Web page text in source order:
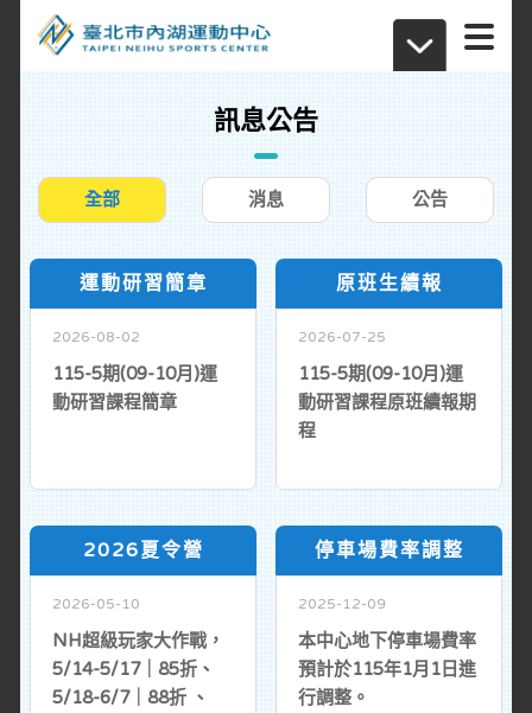
訊息公告
全部 消息 公告
運動研習簡章
2026-08-02
115-5期(09-10月)運
動研習課程簡章
原班生續報
2026-07-25
115-5期(09-10月)運
動研習課程原班續報期
程
2026夏令營
2026-05-10
NH超級玩家大作戰，
5/14-5/17｜85折、
5/18-6/7｜88折 、
停車場費率調整
2025-12-09
本中心地下停車場費率
預計於115年1月1日進
行調整。